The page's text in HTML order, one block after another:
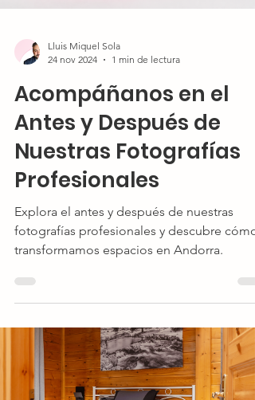
Lluis Miquel Sola
24 nov 2024
1 min de lectura
Acompáñanos en el
Antes y Después de
Nuestras Fotografías
Profesionales
Explora el antes y después de nuestras
fotografías profesionales y descubre cómo
transformamos espacios en Andorra.